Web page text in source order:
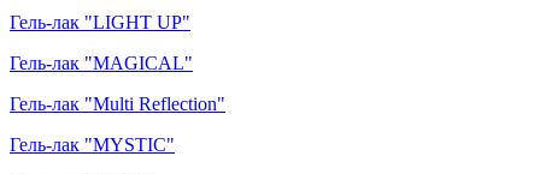
Гель-лак "LIGHT UP"
Гель-лак "MAGICAL"
Гель-лак "Multi Reflection"
Гель-лак "MYSTIC"